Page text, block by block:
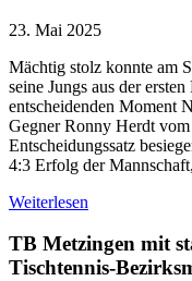
23. Mai 2025
Mächtig stolz konnte am
seine Jungs aus der
entscheidenden Moment
Gegner Ronny Herdt
Entscheidungssatz
4:3 Erfolg der
Weiterlesen
TB Metzingen mit
Tischtennis-